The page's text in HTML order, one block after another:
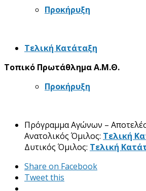
Προκήρυξη
Τελική Κατάταξη
Τοπικό Πρωτάθλημα Α.Μ.Θ.
Προκήρυξη
Πρόγραμμα Αγώνων –
Ανατολικός Όμιλος: Τελική
Δυτικός Όμιλος: Τελική
Share on Facebook
Tweet this